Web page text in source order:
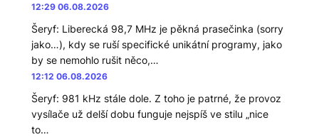
12:29 06.08.2026
Šeryf: Liberecká 98,7 MHz je pěkná prasečinka (sorry
jako…), kdy se ruší specifické unikátní programy, jako
by se nemohlo rušit něco,…
12:12 06.08.2026
Šeryf: 981 kHz stále dole. Z toho je patrné, že provoz
vysílače už delší dobu funguje nejspíš ve stilu „nice
to…